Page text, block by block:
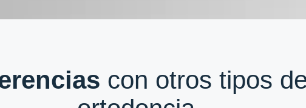
con otros tipos